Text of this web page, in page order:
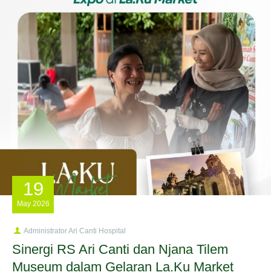
19
May 2026
Administrator Ari Canti Hospital
Sinergi RS Ari Canti dan Njana Tilem
Museum dalam Gelaran La.Ku Market